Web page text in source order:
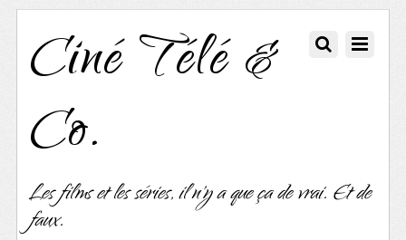
Ciné Télé &
Co.
Les films et les séries, il n'y a que ça de vrai. Et de
faux.